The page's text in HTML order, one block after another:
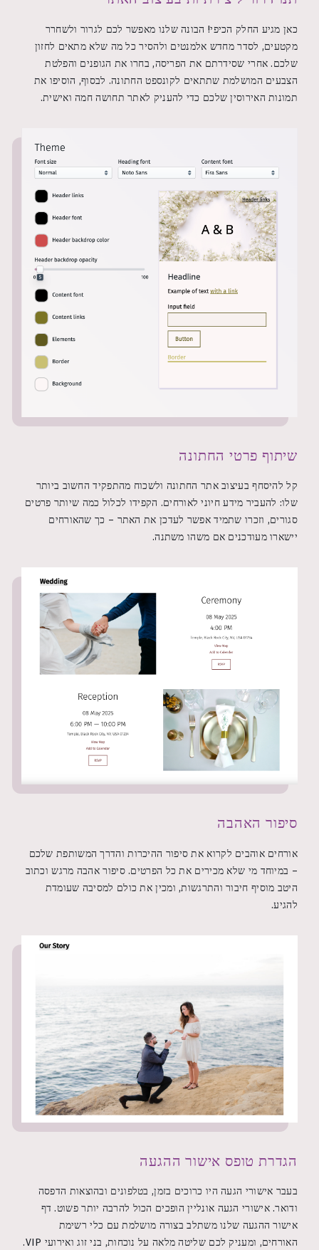
כאן מגיע החלק הכיפי! הבונה שלנו מאפשר לכם לגרור ולשחרר
מקטעים, לסדר מחדש אלמנטים ולהסיר כל מה שלא מתאים לחזון
שלכם. אחרי שסידרתם את הפריסה, בחרו את הגופנים והפלטת
הצבעים המושלמת שתתאים לקונספט החתונה. לבסוף, הוסיפו את
תמונות האירוסין שלכם כדי להעניק לאתר תחושה חמה ואישית.
שיתוף פרטי החתונה
קל להיסחף בעיצוב אתר החתונה ולשכוח מהתפקיד החשוב ביותר
שלו: להעביר מידע חיוני לאורחים. הקפידו לכלול כמה שיותר פרטים
סגורים, וזכרו שתמיד אפשר לעדכן את האתר – כך שהאורחים
יישארו מעודכנים אם משהו משתנה.
סיפור האהבה
אורחים אוהבים לקרוא את סיפור ההיכרות והדרך המשותפת שלכם
– במיוחד מי שלא מכירים את כל הפרטים. סיפור אהבה מרגש וכתוב
היטב מוסיף חיבור והתרגשות, ומכין את כולם למסיבה שעומדת
להגיע.
הגדרת טופס אישור ההגעה
בעבר אישורי הגעה היו כרוכים בזמן, בטלפונים ובהוצאות הדפסה
ודואר. אישורי הגעה אונליין הופכים הכול להרבה יותר פשוט. דף
אישור ההגעה שלנו משתלב בצורה מושלמת עם כלי רשימת
האורחים, ומעניק לכם שליטה מלאה על נוכחות, בני זוג ואירועי VIP.